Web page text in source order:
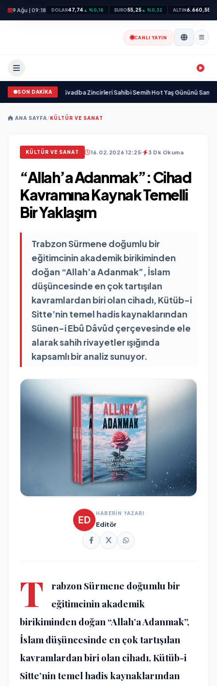
9 Ağu | 09:18 DOLAR47,74 ▲ %0,18 EURO55,25▲ %0,32 ALTIN6.660,55
CANLI YAYIN
SON DAKİKA
yitirdi•Svadba Zincirleri Sahibi Semih Hot Yaş Gününü Sanat ve
ANA SAYFA/KÜLTÜR VE SANAT
KÜLTÜR VE SANAT 16.02.2026 12:25 3 Dk Okuma
“Allah’a Adanmak”: Cihad
Kavramına Kaynak Temelli
Bir Yaklaşım
Trabzon Sürmene doğumlu bir
eğitimcinin akademik birikiminden
doğan “Allah’a Adanmak”, İslam
düşüncesinde en çok tartışılan
kavramlardan biri olan cihadı, Kütüb-i
Sitte’nin temel hadis kaynaklarından
Sünen-i Ebû Dâvûd çerçevesinde ele
alarak sahih rivayetler ışığında
kapsamlı bir analiz sunuyor.
HABERİN YAZARI
Editör
T
rabzon Sürmene doğumlu bir
eğitimcinin akademik
birikiminden doğan “Allah’a Adanmak”,
İslam düşüncesinde en çok tartışılan
kavramlardan biri olan cihadı, Kütüb-i
Sitte’nin temel hadis kaynaklarından